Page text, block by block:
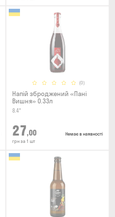
(0)
Напій зброджений «Пані
Вишня» 0.33л
8.4°
27,00
грн за 1 шт
Немає в наявності